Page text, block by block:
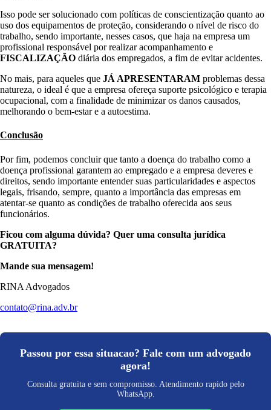
Isso pode ser solucionado com políticas de conscientização quanto ao
uso dos equipamentos de proteção, considerando o nível de risco do
trabalho, sendo importante, nesses casos, que haja na empresa um
profissional responsável por realizar acompanhamento e
FISCALIZAÇÃO diária dos empregados, a fim de evitar acidentes.
No mais, para aqueles que JÁ APRESENTARAM problemas dessa
natureza, o ideal é que a empresa ofereça suporte psicológico e terapia
ocupacional, com a finalidade de minimizar os danos causados,
melhorando o bem-estar e a autoestima.
Conclusão
Por fim, podemos concluir que tanto a doença do trabalho como a
doença profissional garantem ao empregado e a empresa deveres e
direitos, sendo importante entender suas particularidades e aspectos
legais, frisando, sempre, quanto a importância das empresas em
atentar-se quanto as condições de trabalho oferecida aos seus
funcionários.
Ficou com alguma dúvida? Quer uma consulta jurídica
GRATUITA?
Mande sua mensagem!
RINA Advogados
contato@rina.adv.br
Passou por essa situacao? Fale com um advogado
agora!
Consulta gratuita e sem compromisso. Atendimento rapido pelo
WhatsApp.